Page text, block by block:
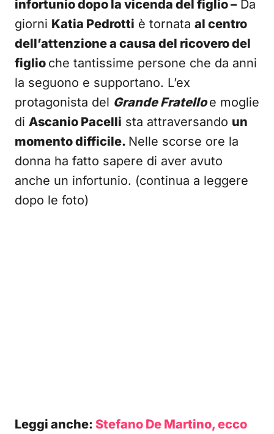
infortunio dopo la vicenda del figlio – Da
giorni Katia Pedrotti è tornata al centro
dell’attenzione a causa del ricovero del
figlio che tantissime persone che da anni
la seguono e supportano. L’ex
protagonista del Grande Fratello e moglie
di Ascanio Pacelli sta attraversando un
momento difficile. Nelle scorse ore la
donna ha fatto sapere di aver avuto
anche un infortunio. (continua a leggere
dopo le foto)
Leggi anche: Stefano De Martino, ecco